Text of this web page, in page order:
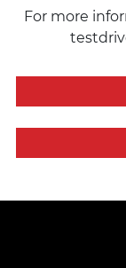
For more